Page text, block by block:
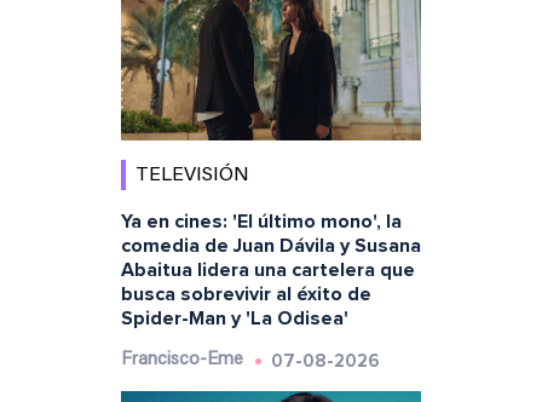
TELEVISIÓN
Ya en cines: 'El último mono', la
comedia de Juan Dávila y Susana
Abaitua lidera una cartelera que
busca sobrevivir al éxito de
Spider-Man y 'La Odisea'
Francisco-Eme 07-08-2026